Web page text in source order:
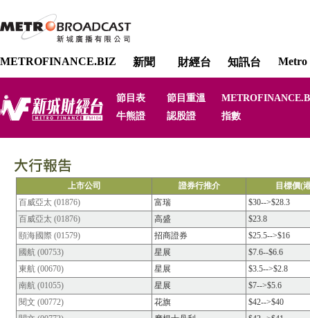
METROFINANCE.BIZ 新聞 財經台 知訊台 Metro
節目表 節目重溫
牛熊證
認股證 指數
上市公司 證券行推介
目標價(
百威亞太 (01876)
富瑞
$30-->$28.3
百威亞太 (01876)
高盛
$23.8
頤海國際 (01579)
招商證券
$25.5-->$16
國航 (00753)
星展
$7.6--$6.6
東航 (00670)
星展
$3.5-->$2.8
南航 (01055)
星展
$7-->$5.6
閱文 (00772)
花旗
$42-->$40